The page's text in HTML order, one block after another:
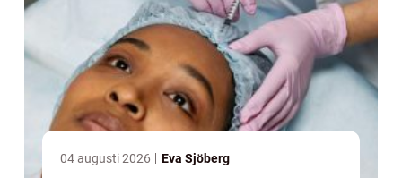
04 augusti 2026 Eva Sjöberg